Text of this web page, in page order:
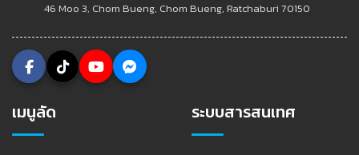
46 Moo 3, Chom Bueng, Chom Bueng, Ratchaburi 70150
เมนูลัด ระบบสารสนเทศ